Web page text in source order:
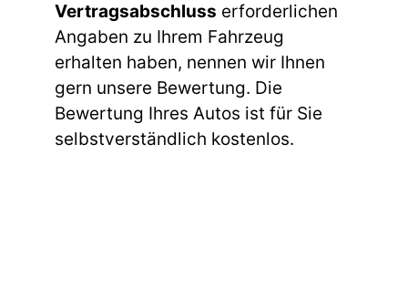
Vertragsabschluss erforderlichen
Angaben zu Ihrem Fahrzeug
erhalten haben, nennen wir Ihnen
gern unsere Bewertung. Die
Bewertung Ihres Autos ist für Sie
selbstverständlich kostenlos.